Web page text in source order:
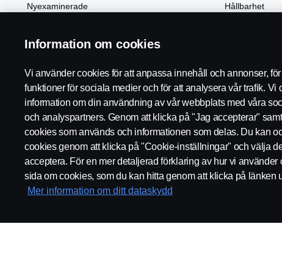
Nyexaminerade Hållbarhet
Regler Integritetspolicy Kontakta oss Visselblåsning
Information om cookies
Vi använder cookies för att anpassa innehåll och annonser,
funktioner för sociala medier och för att analysera vår trafik. Vi
information om din användning av vår webbplats med våra
och analyspartners. Genom att klicka på "Jag accepterar"
cookies som används och informationen som delas. Du kan
cookies genom att klicka på "Cookie-inställningar" och välja
acceptera. För en mer detaljerad förklaring av hur vi använder
sida om cookies, som du kan hitta genom att klicka på länken
Mer information om ditt dataskydd